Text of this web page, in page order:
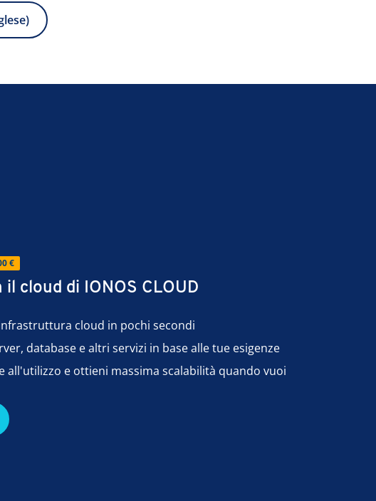
€
il cloud di IONOS CLOUD
cloud in pochi secondi
database e altri servizi in base alle tue esigenze
all'utilizzo e ottieni massima scalabilità quando vuoi